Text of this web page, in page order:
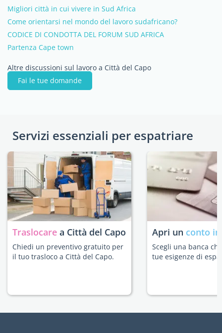
Migliori città in cui vivere in Sud Africa
Come orientarsi nel mondo del lavoro sudafricano?
CODICE DI CONDOTTA DEL FORUM SUD AFRICA
Partenza Cape town
Altre discussioni sul lavoro a Città del Capo
Fai le tue domande
Servizi essenziali per espatriare
Traslocare a Città del Capo
Chiedi un preventivo gratuito per
il tuo trasloco a Città del Capo.
Apri un conto
Scegli una banca
tue esigenze di